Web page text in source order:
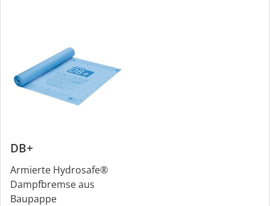
DB+
Armierte Hydrosafe®
Dampfbremse aus
Baupappe